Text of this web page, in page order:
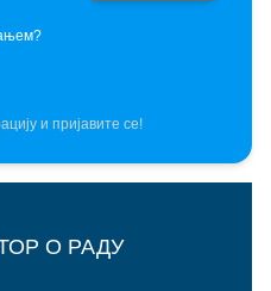
и пријавите се!
О РАДУ